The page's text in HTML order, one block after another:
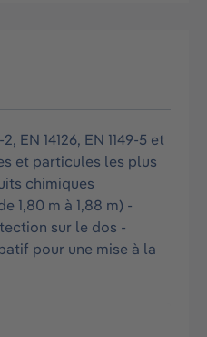
14126, EN 1149-5 et
et particules les plus
chimiques
1,80 m à 1,88 m) -
sur le dos -
pour une mise à la